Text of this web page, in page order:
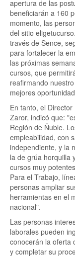
apertura de las
beneficiarán a 160
momento, las
del sitio
través de Sence,
para fortalecer la
las próximas
cursos, que
reafirmando
mejores
En tanto, el
Zaror, indicó que:
Región de Ñuble.
empleabilidad, con
independiente, y la
la de grúa horquilla
cursos muy
Para el Trabajo,
personas ampliar
herramientas en el
nacional".
Las personas
laborales pueden
conocerán la oferta
y completar su